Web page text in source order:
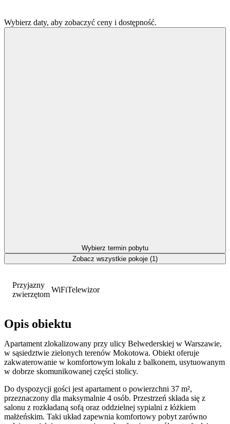
Przyjazny
zwierzętom
WiFiTelewizor
Opis obiektu
Apartament zlokalizowany przy ulicy Belwederskiej w Warszawie,
w sąsiedztwie zielonych terenów Mokotowa. Obiekt oferuje
zakwaterowanie w komfortowym lokalu z balkonem, usytuowanym
w dobrze skomunikowanej części stolicy.
Do dyspozycji gości jest apartament o powierzchni 37 m²,
przeznaczony dla maksymalnie 4 osób. Przestrzeń składa się z
salonu z rozkładaną sofą oraz oddzielnej sypialni z łóżkiem
małżeńskim. Taki układ zapewnia komfortowy pobyt zarówno
Wybierz daty, aby zobaczyć ceny i dostępność.
Wybierz termin pobytu
Zobacz wszystkie pokoje (1)